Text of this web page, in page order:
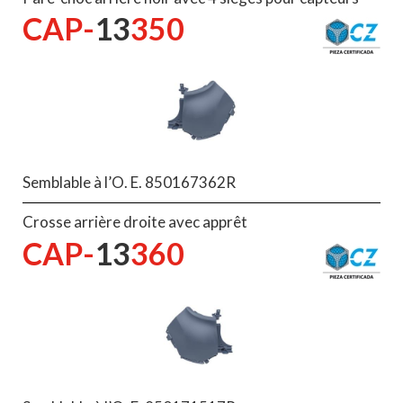
CAP-13350
Semblable à l’O. E. 850167362R
Crosse arrière droite avec apprêt
CAP-13360